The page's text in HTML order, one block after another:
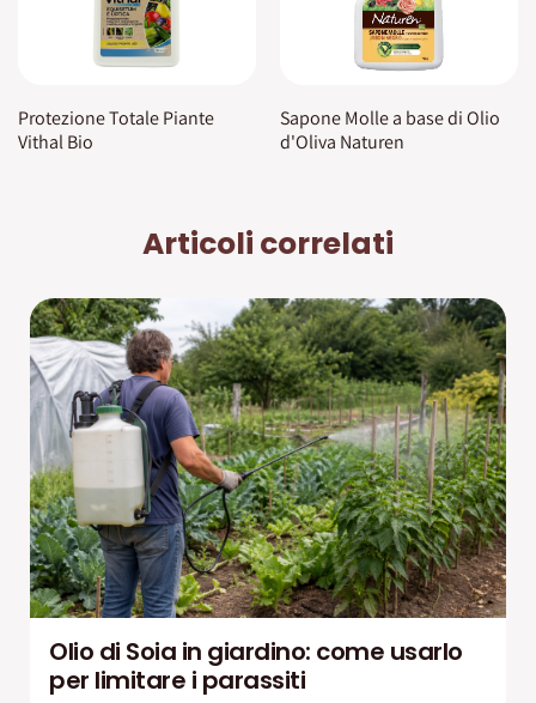
Protezione Totale Piante
Vithal Bio
Sapone Molle a base di Olio
d'Oliva Naturen
Articoli correlati
Olio di Soia in giardino: come usarlo
per limitare i parassiti